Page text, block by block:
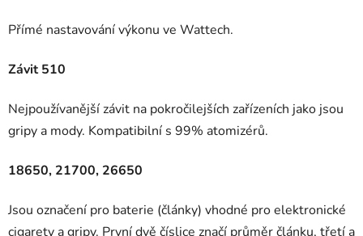
Přímé nastavování výkonu ve Wattech.
Závit 510
Nejpoužívanější závit na pokročilejších zařízeních jako jsou
gripy a mody. Kompatibilní s 99% atomizérů.
18650, 21700, 26650
Jsou označení pro baterie (články) vhodné pro elektronické
cigarety a gripy. První dvě číslice značí průměr článku, třetí a